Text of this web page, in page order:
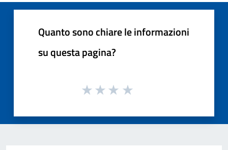
Quanto sono chiare le informazioni
su questa pagina?